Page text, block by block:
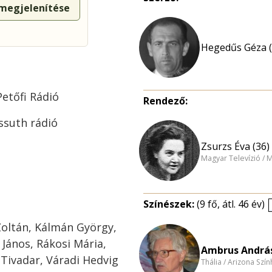
Rádió
rádió
Kálmán György,
Rákosi Mária,
Váradi Hedvig
Hegedűs Géza
Rendező:
Zsurzs Éva (36)
Magyar Televízió /
Színészek:(9 fő, átl. 46 év)
Ambrus
Thália / Arizona